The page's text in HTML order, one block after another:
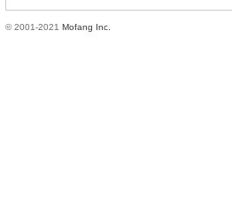
© 2001-2021 Mofang Inc.